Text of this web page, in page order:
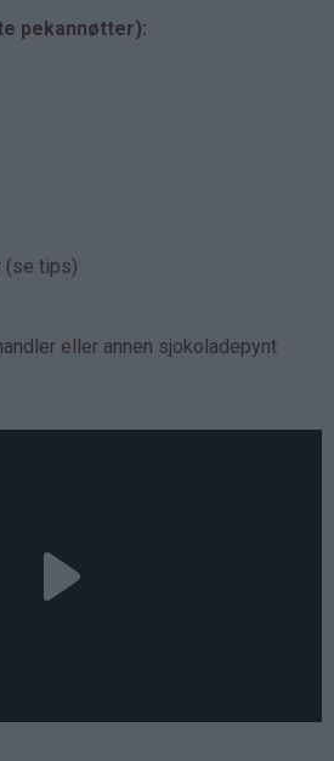
pekannøtter):
(se tips)
eller annen sjokoladepynt